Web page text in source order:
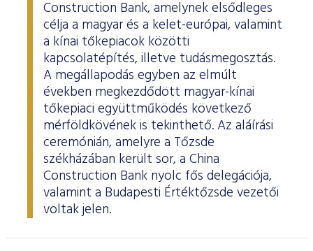
Construction Bank, amelynek elsődleges
célja a magyar és a kelet-európai, valamint
a kínai tőkepiacok közötti
kapcsolatépítés, illetve tudásmegosztás.
A megállapodás egyben az elmúlt
években megkezdődött magyar-kínai
tőkepiaci együttműködés következő
mérföldkövének is tekinthető. Az aláírási
ceremónián, amelyre a Tőzsde
székházában került sor, a China
Construction Bank nyolc fős delegációja,
valamint a Budapesti Értéktőzsde vezetői
voltak jelen.